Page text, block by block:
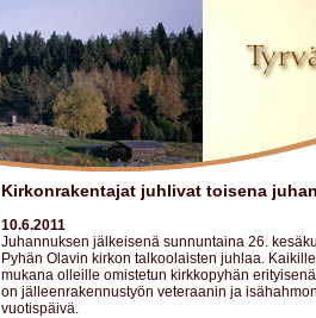
Kirkonrakentajat juhlivat toisena
10.6.2011
Juhannuksen jälkeisenä sunnuntaina 26.
Pyhän Olavin kirkon talkoolaisten juhlaa.
mukana olleille omistetun kirkkopyhän
on jälleenrakennustyön veteraanin ja
vuotispäivä.